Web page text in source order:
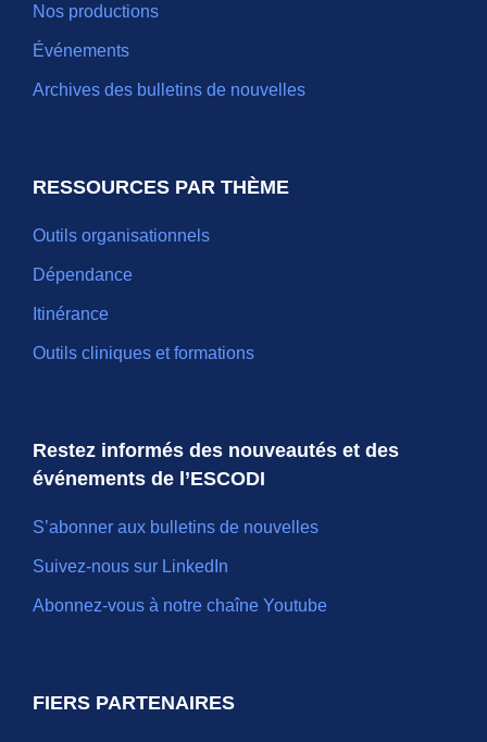
Nos productions
Événements
Archives des bulletins de nouvelles
RESSOURCES PAR THÈME
Outils organisationnels
Dépendance
Itinérance
Outils cliniques et formations
Restez informés des nouveautés et des
événements de l’ESCODI
S’abonner aux bulletins de nouvelles
Suivez-nous sur LinkedIn
Abonnez-vous à notre chaîne Youtube
FIERS PARTENAIRES